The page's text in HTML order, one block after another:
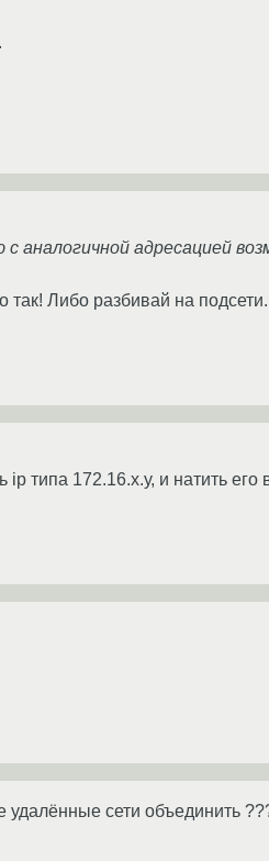
аналогичной адресацией
Либо разбивай на подсети.
типа 172.16.х.у, и натить его
сети объединить